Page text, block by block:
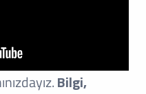
Bilgi,